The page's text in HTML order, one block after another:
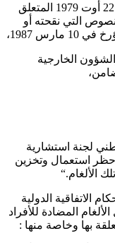
وعلى الأمر عدد 735 لسنة 1979 المؤرخ في 22 أوت 1979 المتعلق
التي نقحته أو
الخارجية
لجنة استشارية
حظر استعمال وتخزين
الألغام“.
الاتفاقية الدولية
المضادة للأفراد
بها وخاصة منها :